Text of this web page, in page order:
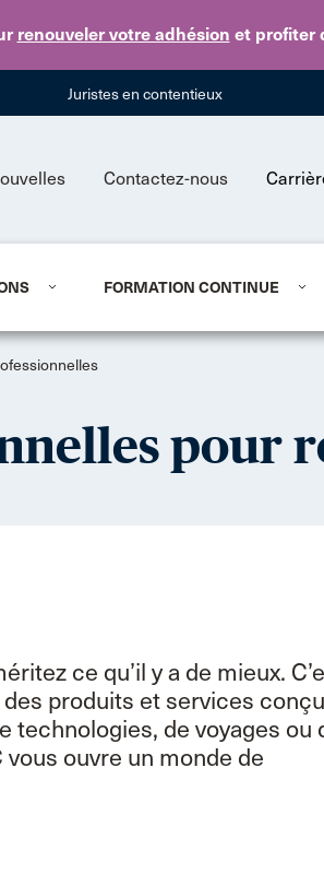
renouveler votre adhésion et profiter
Skip to
Juristes en contentieux
Contactez-nous
FORMATION CONTINUE
pour
ce qu’il y a de mieux.
produits et services
technologies, de voyages ou
vous ouvre un monde de